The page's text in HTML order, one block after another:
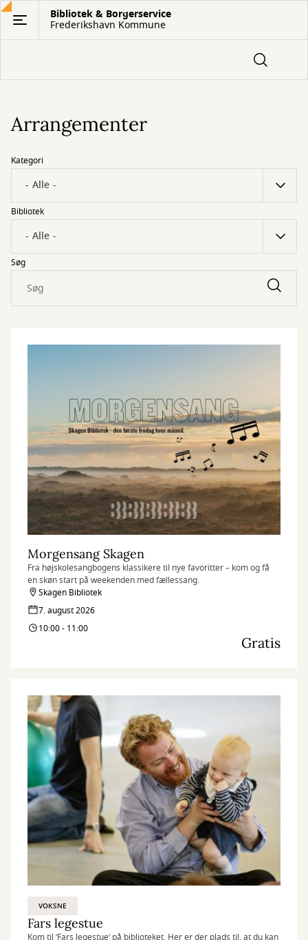
Gå
hovedindhold
Bibliotek & Borgerservice
Frederikshavn Kommune
Arrangementer
Kategori
Bibliotek
Søg
Morgensang Skagen
Fra højskolesangbogens klassikere til nye favoritter – kom og få
en skøn start på weekenden med fællessang.
Skagen Bibliotek
7. august 2026
10:00 - 11:00
Gratis
VOKSNE
Fars legestue
Kom til ’Fars legestue’ på biblioteket. Her er der plads til, at du kan